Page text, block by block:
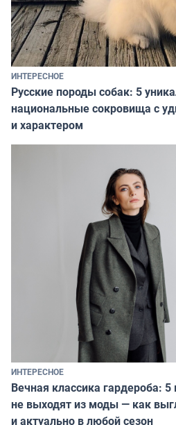
ИНТЕРЕСНОЕ
Русские породы собак: 5
национальные сокровища с
и характером
ИНТЕРЕСНОЕ
Вечная классика гардероба:
не выходят из моды — как
и актуально в любой сезон